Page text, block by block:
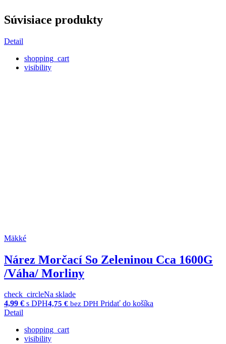
Súvisiace produkty
Detail
shopping_cart
visibility
Mäkké
Nárez Morčací So Zeleninou Cca 1600G
/Váha/ Morliny
check_circleNa sklade
4,99 € s DPH4,75 € bez DPH Pridať do košíka
Detail
shopping_cart
visibility